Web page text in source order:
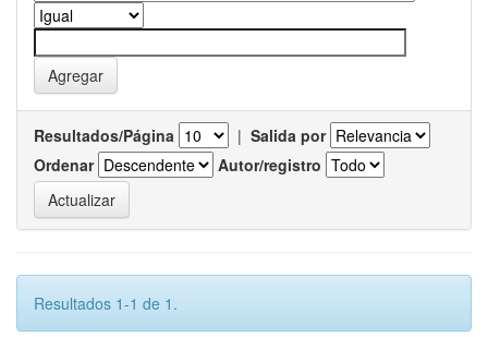
Resultados/Página | Salida por
Ordenar
Autor/registro
Resultados 1-1 de 1.